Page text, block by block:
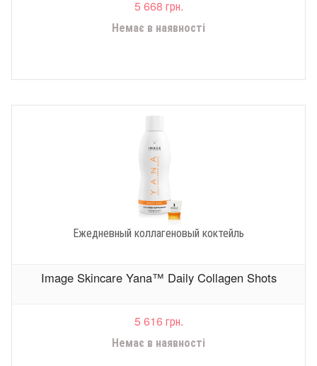
5 668 грн.
Немає в наявності
Ежедневный коллагеновый коктейль
Image Skincare Yana™ Daily Collagen Shots
5 616 грн.
Немає в наявності